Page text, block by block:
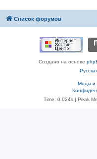
Список форумов
Создано на основе
Моды и
Time: 0.024s| Peak